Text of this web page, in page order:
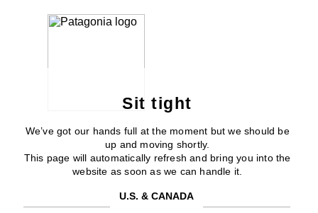
Sit tight
We’ve got our hands full at the moment but we should be
up and moving shortly.
This page will automatically refresh and bring you into the
website as soon as we can handle it.
U.S. & CANADA